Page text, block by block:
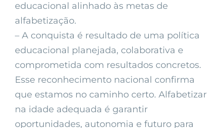
educacional alinhado às metas de
alfabetização.
– A conquista é resultado de uma política
educacional planejada, colaborativa e
comprometida com resultados concretos.
Esse reconhecimento nacional confirma
que estamos no caminho certo. Alfabetizar
na idade adequada é garantir
oportunidades, autonomia e futuro para